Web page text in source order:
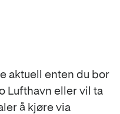
aktuell enten du bor
Lufthavn eller vil ta
å kjøre via